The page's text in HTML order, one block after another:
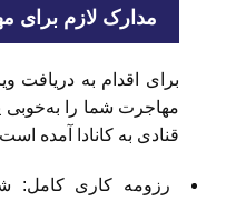
مدارک لازم برای
برای اقدام به دریافت
مهاجرت شما را به‌خوبی
قنادی به کانادا آمده
رزومه کاری کامل: